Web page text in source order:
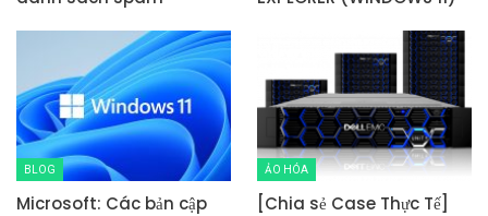
BLOG
Microsoft: Các bản cập
ẢO HÓA
[Chia sẻ Case Thực Tế]